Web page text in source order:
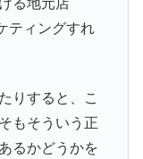
ティングすれ
りすると、こ
もそういう正
るかどうかを